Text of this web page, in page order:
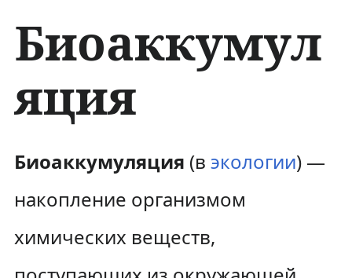
Биоаккумул
яция
П
П
Биоаккумуляция (в экологии) —
накопление организмом
химических веществ,